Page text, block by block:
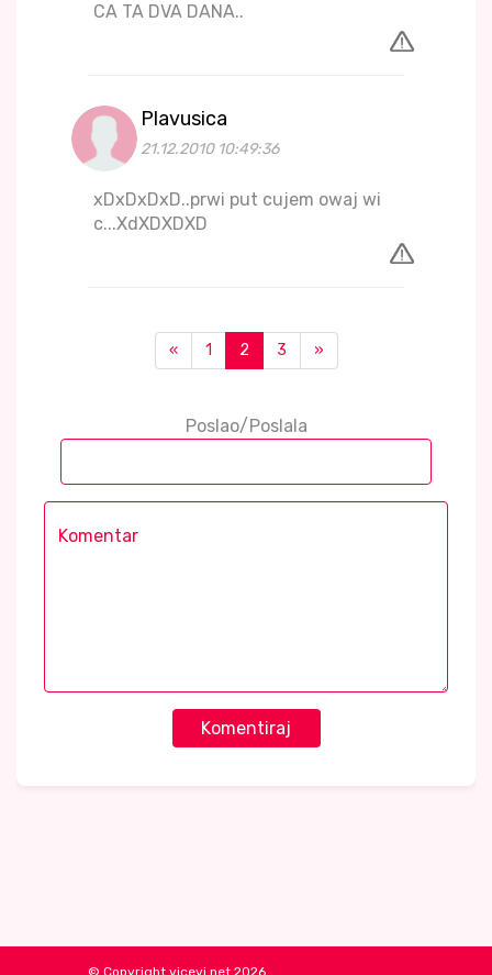
CA TA DVA DANA..
Plavusica
21.12.2010 10:49:36
xDxDxDxD..prwi put cujem owaj wi
c...XdXDXDXD
« 1 2 3 »
Poslao/Poslala
Komentiraj